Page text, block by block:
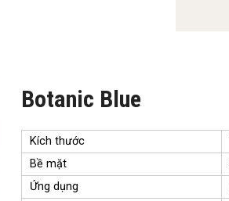
Botanic Blue
Kích thước
Bề mặt
Ứng dụng